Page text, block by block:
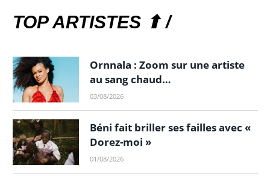
TOP ARTISTES ⬆ /
Ornnala : Zoom sur une artiste
au sang chaud…
03/08/2026
Béni fait briller ses failles avec «
Dorez-moi »
01/08/2026